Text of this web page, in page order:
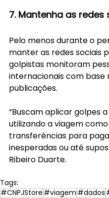
7. Mantenha as
Pelo menos durante o
manter as redes sociais
golpistas monitoram
internacionais com base
publicações.
“Buscam aplicar golpes
utilizando a viagem
transferências para
inesperadas ou até
Ribeiro Duarte.
Tags:
#CNPJStore #viagem #dados